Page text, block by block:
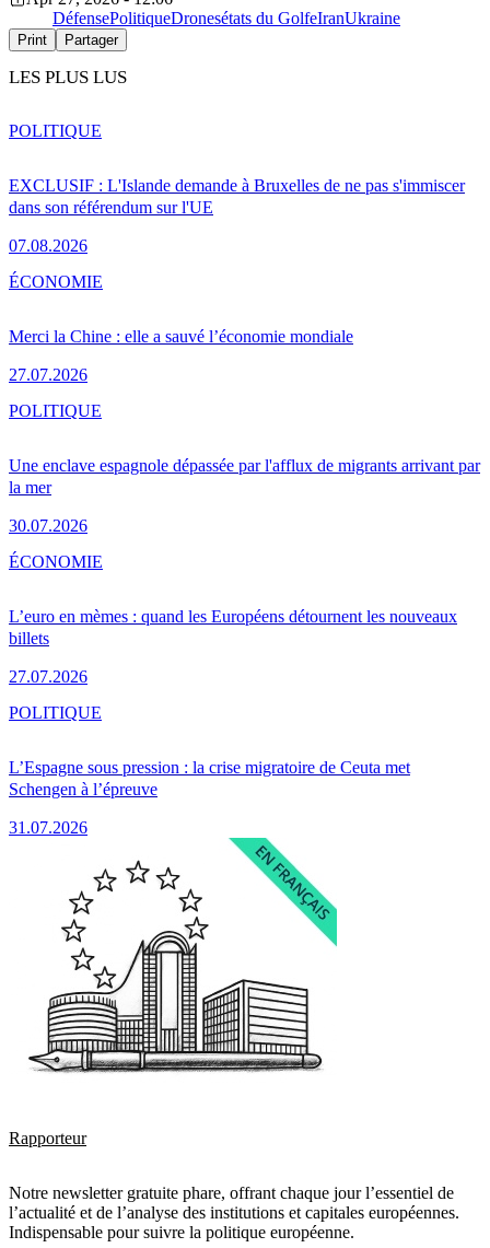
DéfensePolitiqueDronesétats du GolfeIranUkraine
Print Partager
LES PLUS LUS
EXCLUSIF : L'Islande demande à Bruxelles de ne pas s'immiscer
dans son référendum sur l'UE
07.08.2026
POLITIQUE
Merci la Chine : elle a sauvé l’économie mondiale
27.07.2026
ÉCONOMIE
Une enclave espagnole dépassée par l'afflux de migrants arrivant par
la mer
30.07.2026
POLITIQUE
L’euro en mèmes : quand les Européens détournent les nouveaux
billets
27.07.2026
ÉCONOMIE
L’Espagne sous pression : la crise migratoire de Ceuta met
Schengen à l’épreuve
31.07.2026
POLITIQUE
Rapporteur
Notre newsletter gratuite phare, offrant chaque jour l’essentiel de
l’actualité et de l’analyse des institutions et capitales européennes.
Indispensable pour suivre la politique européenne.